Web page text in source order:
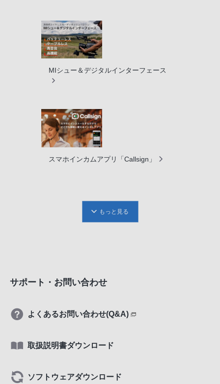
MIシュー＆デジタルインターフェース
スマホインカムアプリ「Callsign」
もっと見る
サポート・お問い合わせ
よくあるお問い合わせ(Q&A)
取扱説明書ダウンロード
ソフトウェアダウンロード